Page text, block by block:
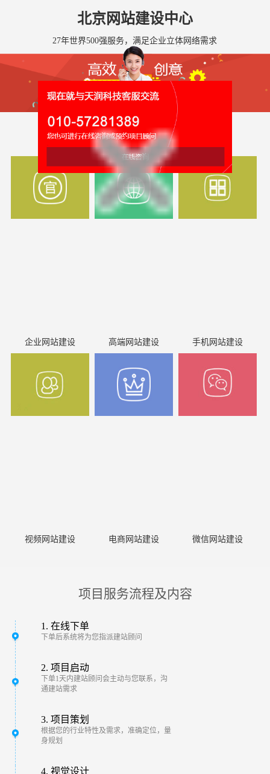
北京网站建设中心
27年世界500强服务，满足企业立体网络需求
全国网站建设服务
企业网站建设 高端网站建设 手机网站建设
视频网站建设 电商网站建设 微信网站建设
项目服务流程及内容
1. 在线下单
下单后系统将为您指派建站顾问
2. 项目启动
下单1天内建站顾问会主动与您联系，沟
通建站需求
3. 项目策划
根据您的行业特性及需求，准确定位，量
身规划
4. 视觉设计